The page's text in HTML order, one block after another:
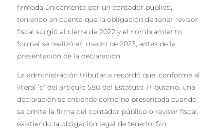
firmada únicamente por un contador público,
teniendo en cuenta que la obligación de tener revisor
fiscal surgió al cierre de 2022 y el nombramiento
formal se realizó en marzo de 2023, antes de la
presentación de la declaración.
La administración tributaria recordó que, conforme al
literal ‘d’ del artículo 580 del Estatuto Tributario, una
declaración se entiende como no presentada cuando
se omite la firma del contador público o revisor fiscal,
existiendo la obligación legal de tenerlo. Sin